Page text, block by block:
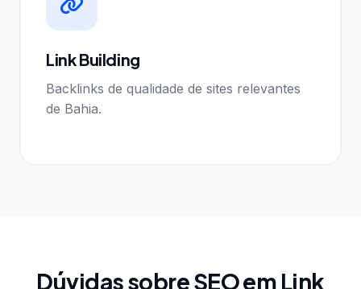
Link Building
Backlinks de qualidade de sites relevantes
de Bahia.
Dúvidas sobre SEO em Link